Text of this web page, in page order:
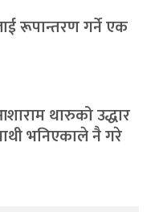
रूपान्तरण गर्ने एक
थारुको उद्धार
भनिएकाले नै गरे